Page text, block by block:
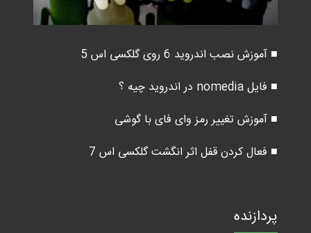
■ آموزش نصب اندروید 6 روی گلکسی اس 5
■ فایل nomedia در اندروید چیه ؟
■ آموزش تغییر رمز وای فای با گوشی
■ فعال کردن قفل اثر انگشت گلکسی اس 7
پردازنده